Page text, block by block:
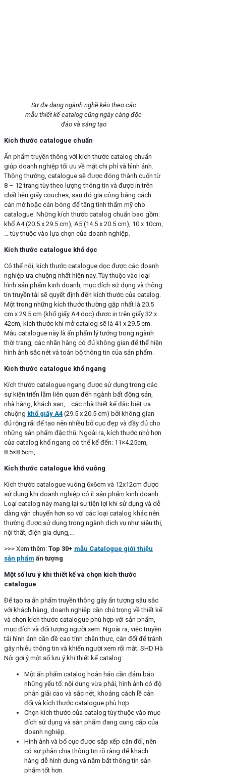
Sự đa dạng ngành nghề kéo theo các
mẫu thiết kế catalog cũng ngày càng độc
đáo và sáng tạo
Kích thước catalogue chuẩn
Ấn phẩm truyền thông với kích thước catalog chuẩn
giúp doanh nghiệp tối ưu về mặt chi phí và hình ảnh.
Thông thường, catalogue sẽ được đóng thành cuốn từ
8 – 12 trang tùy theo lượng thông tin và được in trên
chất liệu giấy couches, sau đó gia công bằng cách
cán mờ hoặc cán bóng để tăng tính thẩm mỹ cho
catalogue. Những kích thước catalog chuẩn bao gồm:
khổ A4 (20.5 x 29.5 cm), A5 (14.5 x 20.5 cm), 10 x 10cm,
… tùy thuộc vào lựa chọn của doanh nghiệp.
Kích thước catalogue khổ dọc
Có thể nói, kích thước catalogue dọc được các doanh
nghiệp ưa chuộng nhất hiện nay. Tùy thuộc vào loại
hình sản phẩm kinh doanh, mục đích sử dụng và thông
tin truyền tải sẽ quyết định đến kích thước của catalog.
Một trong những kích thước thường gặp nhất là 20.5
cm x 29.5 cm (khổ giấy A4 dọc) được in trên giấy 32 x
42cm, kích thước khi mở catalog sẽ là 41 x 29.5 cm.
Mẫu catalogue này là ấn phẩm lý tưởng trong ngành
thời trang, các nhãn hàng có đủ không gian để thể hiện
hình ảnh sắc nét và toàn bộ thông tin của sản phẩm.
Kích thước catalogue khổ ngang
Kích thước catalogue ngang được sử dụng trong các
sự kiện triển lãm liên quan đến ngành bất động sản,
nhà hàng, khách sạn,… các nhà thiết kế đặc biệt ưa
chuộng khổ giấy A4 (29.5 x 20.5 cm) bởi không gian
đủ rộng rãi để tạo nên nhiều bố cục đẹp và đầy đủ cho
những sản phẩm đặc thù. Ngoài ra, kích thước nhỏ hơn
của catalog khổ ngang có thể kể đến: 11×4.25cm,
8.5×8.5cm,…
Kích thước catalogue khổ vuông
Kích thước catalogue vuông 6x6cm và 12x12cm được
sử dụng khi doanh nghiệp có ít sản phẩm kinh doanh.
Loại catalog này mang lại sự tiện lợi khi sử dụng và dễ
dàng vận chuyển hơn so với các loại catalog khác nên
thường được sử dụng trong ngành dịch vụ như siêu thị,
nội thất, điện gia dụng,…
>>> Xem thêm: Top 30+ mẫu Catalogue giới thiệu
sản phẩm ấn tượng
Một số lưu ý khi thiết kế và chọn kích thước
catalogue
Để tạo ra ấn phẩm truyền thông gây ấn tượng sâu sắc
với khách hàng, doanh nghiệp cần chú trọng về thiết kế
và chọn kích thước catalogue phù hợp với sản phẩm,
mục đích và đối tượng người xem. Ngoài ra, việc truyền
tải hình ảnh cần đề cao tính chân thực, cân đối để tránh
gây nhiễu thông tin và khiến người xem rối mắt. SHD Hà
Nội gợi ý một số lưu ý khi thiết kế catalog:
Một ấn phẩm catalog hoàn hảo cần đảm bảo
những yếu tố: nội dung vừa phải, hình ảnh có độ
phân giải cao và sắc nét, khoảng cách lề cân
đối và kích thước catalogue phù hợp.
Chọn kích thước của catalog tùy thuộc vào mục
đích sử dụng và sản phẩm đang cung cấp của
doanh nghiệp.
Hình ảnh và bố cục được sắp xếp cân đối, nên
có sự phân chia thông tin rõ ràng để khách
hàng dễ hình dung và nắm bắt thông tin sản
phẩm tốt hơn.